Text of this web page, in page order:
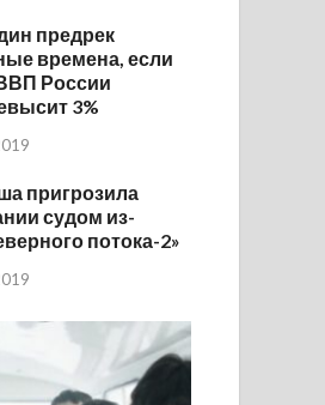
предрек
времена, если
России
3%
пригрозила
судом из-
потока-2»